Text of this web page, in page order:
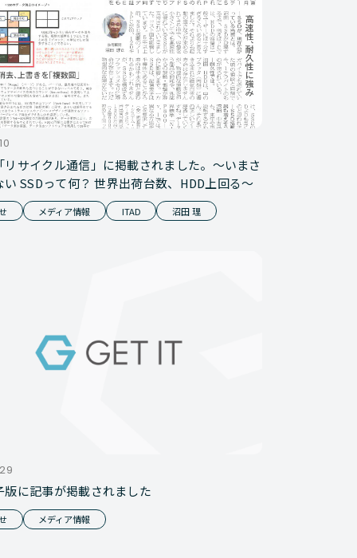
リサイクル通信」に掲載されました。～いまさ
い SSDって何？ 世界出荷台数、HDD上回る～
メディア情報 ITAD 沼田 理
版に記事が掲載されました
メディア情報